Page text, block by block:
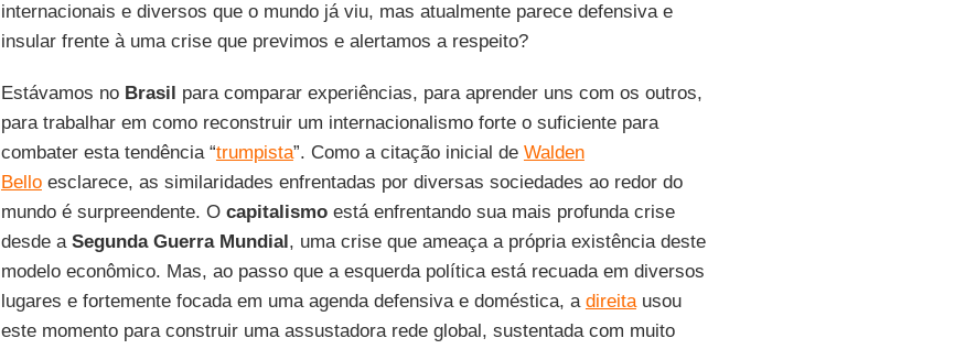
internacionais e diversos que o mundo já viu, mas atualmente parece defensiva e
insular frente à uma crise que previmos e alertamos a respeito?
Estávamos no Brasil para comparar experiências, para aprender uns com os outros,
para trabalhar em como reconstruir um internacionalismo forte o suficiente para
combater esta tendência “trumpista”. Como a citação inicial de Walden
Belloesclarece, as similaridades enfrentadas por diversas sociedades ao redor do
mundo é surpreendente. O capitalismoestá enfrentando sua mais profunda crise
desde a Segunda Guerra Mundial, uma crise que ameaça a própria existência deste
modelo econômico. Mas, ao passo que a esquerda política está recuada em diversos
lugares e fortemente focada em uma agenda defensiva e doméstica, a direitausou
este momento para construir uma assustadora rede global, sustentada com muito